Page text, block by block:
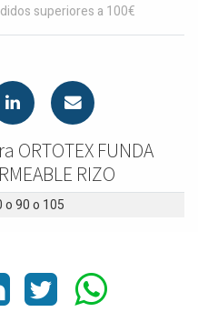
superiores a 100€
ORTOTEX FUNDA
RIZO
o90o 105